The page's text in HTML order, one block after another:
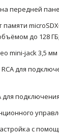
передней
до 128 ГБ;
mini-jack 3,5
для
для
с